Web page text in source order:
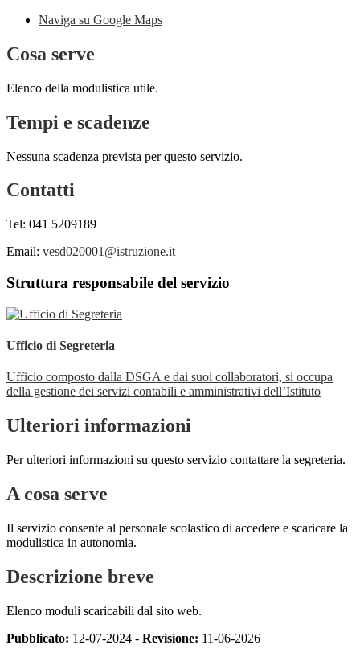
Naviga su Google Maps
Cosa serve
Elenco della modulistica utile.
Tempi e scadenze
Nessuna scadenza prevista per questo servizio.
Contatti
Tel: 041 5209189
Email: vesd020001@istruzione.it
Struttura responsabile del servizio
Ufficio di Segreteria
Ufficio composto dalla DSGA e dai suoi collaboratori, si occupa
della gestione dei servizi contabili e amministrativi dell’Istituto
Ulteriori informazioni
Per ulteriori informazioni su questo servizio contattare la segreteria.
A cosa serve
Il servizio consente al personale scolastico di accedere e scaricare la
modulistica in autonomia.
Descrizione breve
Elenco moduli scaricabili dal sito web.
Pubblicato: 12-07-2024 - Revisione: 11-06-2026